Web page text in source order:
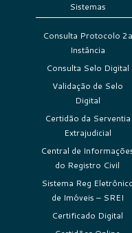
Sistemas
Consulta Protocolo 2a
Instância
Consulta Selo Digital
Validação de Selo
Digital
Certidão da Serventia
Extrajudicial
Central de
do Registro Civil
Sistema Reg
de Imóveis – SREI
Certificado Digital